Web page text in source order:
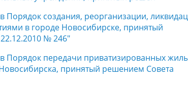
создания, реорганизации,
в городе Новосибирске, принятый
№ 246"
Порядок передачи приватизированных
принятый решением Совета